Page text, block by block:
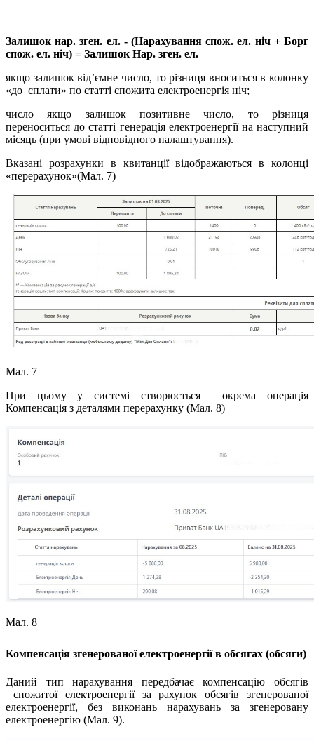
Залишок нар. зген. ел. - (Нарахування спож. ел. ніч + Борг
спож. ел. ніч) = Залишок Нар. зген. ел.
якщо залишок від’ємне число, то різниця вноситься в колонку
«до сплати» по статті спожита електроенергія ніч;
число якщо залишок позитивне число, то різниця
переноситься до статті генерація електроенергії на наступний
місяць (при умові відповідного налаштування).
Вказані розрахунки в квитанції відображаються в колонці
«перерахунок»(Мал. 7)
Мал. 7
При цьому у системі створюється окрема операція
Компенсація з деталями перерахунку (Мал. 8)
Мал. 8
Компенсація згенерованої електроенергії в обсягах (обсяги)
Даний тип нарахування передбачає компенсацію обсягів
спожитої електроенергії за рахунок обсягів згенерованої
електроенергії, без виконань нарахувань за згенеровану
електроенергію (Мал. 9).